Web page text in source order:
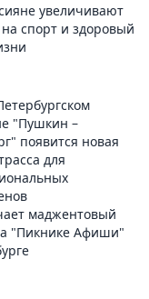
увеличивают
спорт и здоровый
"Пушкин –
появится новая
для
маджентовый
"Пикнике Афиши"